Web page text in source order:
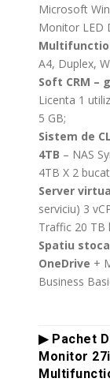
Microsoft
Monitor LED
A4, Duplex,
Soft CRM –
Licenta 1
5 GB;
Sistem de
4TB – NAS
4TB X 2
Server
serviciu) 3
Traffic 20 TB
Spatiu
OneDrive +
Business
▶ Pachet
Monitor